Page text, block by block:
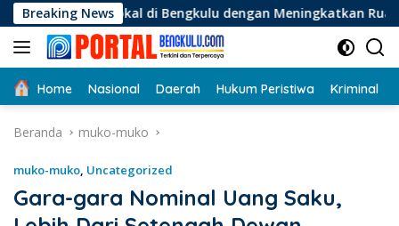
Langsung
ke
konten
Breaking News
di Bengkulu dengan Meningkatkan Ruang Publik dan
Home Nasional Daerah Hukum Peristiwa Kriminal
Beranda muko-muko
muko-muko, Uncategorized
Gara-gara Nominal Uang Saku,